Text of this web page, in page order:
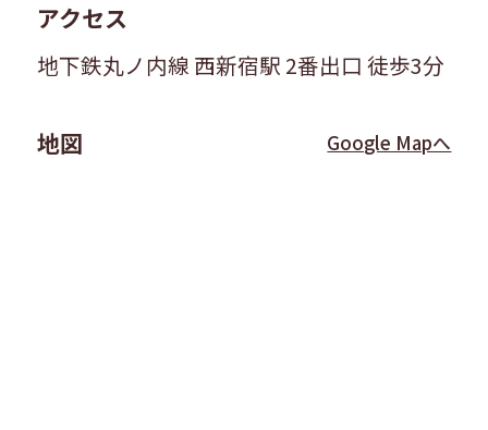
アクセス
地下鉄丸ノ内線 西新宿駅 2番出口 徒歩3分
地図 Google Mapへ